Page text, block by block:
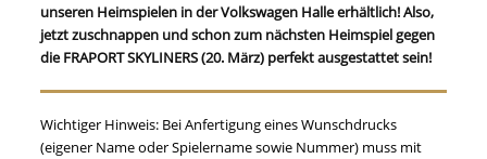
unseren Heimspielen in der Volkswagen Halle erhältlich! Also,
jetzt zuschnappen und schon zum nächsten Heimspiel gegen
die FRAPORT SKYLINERS (20. März) perfekt ausgestattet sein!
Wichtiger Hinweis: Bei Anfertigung eines Wunschdrucks
(eigener Name oder Spielername sowie Nummer) muss mit